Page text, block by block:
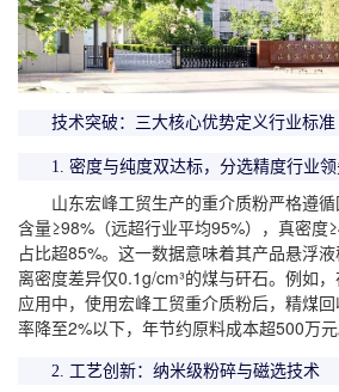
技术突破：三大核心优势定义行业标准
1. 密度与纯度双达标，分选精度行业
山东宏峰工贸生产的重介质粉严格遵
含量≥98%（远超行业平均95%），真密度
占比超85%。这一数据意味着其产品悬浮
离密度差异仅0.1g/cm³的煤与矸石。例如
应用中，使用宏峰工贸重介质粉后，精煤
率降至2%以下，年节约原料成本超500万元
2. 工艺创新：纳米级粉碎与磁选技术